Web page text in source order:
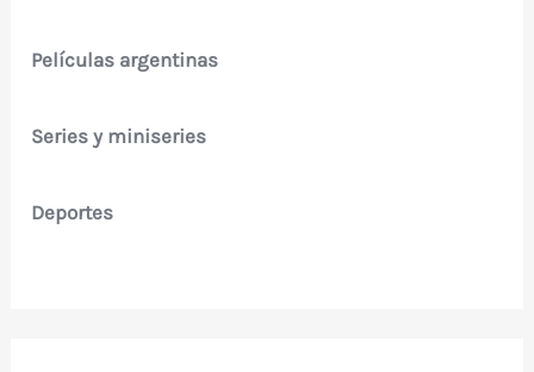
Películas argentinas
Series y miniseries
Deportes